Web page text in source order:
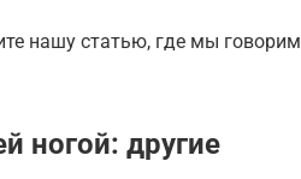
нашу статью, где мы говорим
ногой: другие